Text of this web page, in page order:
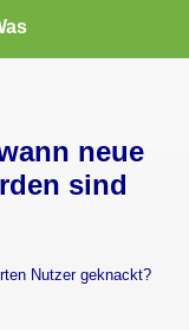
neue
sind
Nutzer geknackt?